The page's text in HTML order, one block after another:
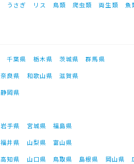
うさぎ リス 鳥類 爬虫類 両生類 魚
千葉県 栃木県 茨城県
群馬県
奈良県 和歌山県
滋賀県
静岡県
岩手県 宮城県
福島県
福井県 山梨県
富山県
高知県 山口県 鳥取県 島根県 岡山県